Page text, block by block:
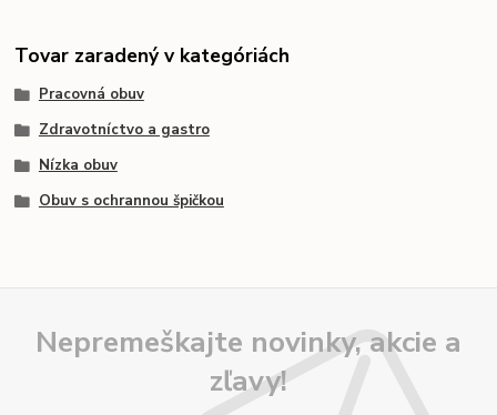
Tovar zaradený v kategóriách
Pracovná obuv
Zdravotníctvo a gastro
Nízka obuv
Obuv s ochrannou špičkou
Nepremeškajte novinky, akcie a
zľavy!